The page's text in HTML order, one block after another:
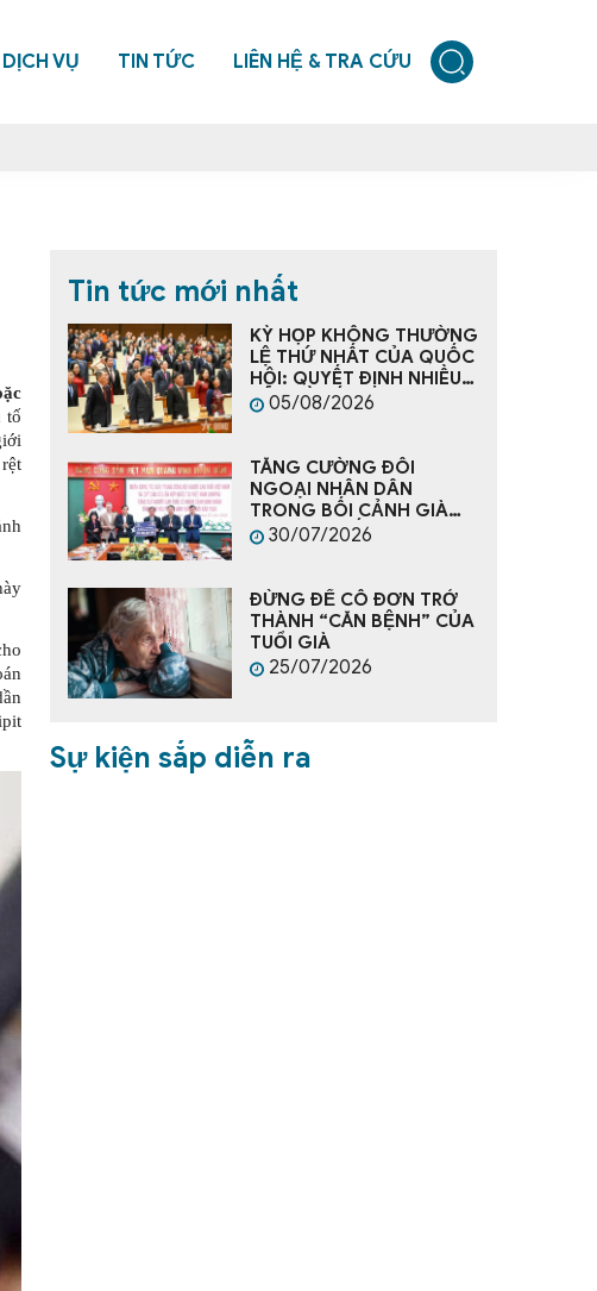
DỊCH VỤ TIN TỨC LIÊN HỆ & TRA CỨU
tố
Tin tức mới nhất
KỲ HỌP KHÔNG THƯỜNG
LỆ THỨ NHẤT CỦA QUỐC
HỘI: QUYẾT ĐỊNH NHIỀU
VẤN ĐỀ CẤP BÁCH, TẠO
05/08/2026
TĂNG CƯỜNG ĐỐI
NGOẠI NHÂN DÂN
TRONG BỐI CẢNH GIÀ
HÓA DÂN SỐ
30/07/2026
ĐỪNG ĐỂ CÔ ĐƠN TRỞ
THÀNH “CĂN BỆNH” CỦA
TUỔI GIÀ
25/07/2026
Sự kiện sắp diễn ra